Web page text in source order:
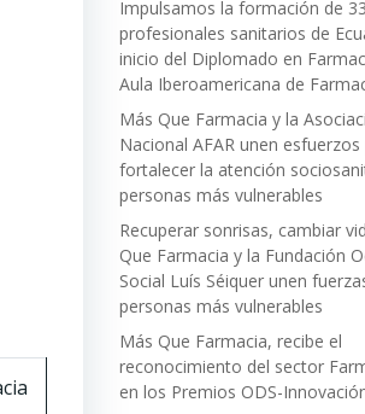
Impulsamos la formación de
profesionales sanitarios de
inicio del Diplomado en
Aula Iberoamericana de
Más Que Farmacia y la
Nacional AFAR unen esfuerzos
fortalecer la atención
personas más vulnerables
Recuperar sonrisas, cambiar
Que Farmacia y la Fundación
Social Luís Séiquer unen
personas más vulnerables
Más Que Farmacia, recibe el
reconocimiento del sector
en los Premios ODS-